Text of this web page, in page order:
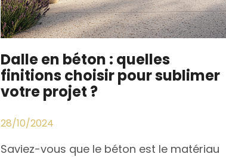
Dalle en béton : quelles
finitions choisir pour sublimer
votre projet ?
28/10/2024
Saviez-vous que le béton est le matériau